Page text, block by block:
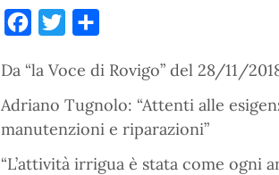
Facebook
Twitter
Da “la Voce di Rovigo” del 28/11/
Adriano Tugnolo: “Attenti alle
manutenzioni e riparazioni”
“L’attività irrigua è stata come ogni